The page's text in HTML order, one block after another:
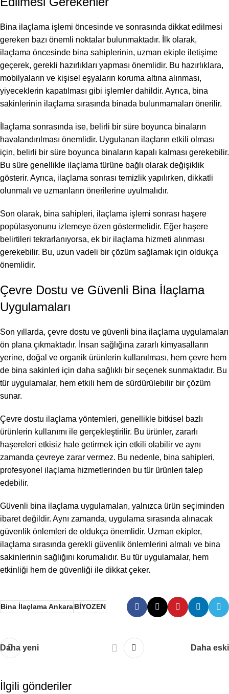
Bina ilaçlama işlemi öncesinde ve sonrasında dikkat edilmesi
gereken bazı önemli noktalar bulunmaktadır. İlk olarak,
ilaçlama öncesinde bina sahiplerinin, uzman ekiple iletişime
geçerek, gerekli hazırlıkları yapması önemlidir. Bu hazırlıklara,
mobilyaların ve kişisel eşyaların koruma altına alınması,
yiyeceklerin kapatılması gibi işlemler dahildir. Ayrıca, bina
sakinlerinin ilaçlama sırasında binada bulunmamaları önerilir.
İlaçlama sonrasında ise, belirli bir süre boyunca binaların
havalandırılması önemlidir. Uygulanan ilaçların etkili olması
için, belirli bir süre boyunca binaların kapalı kalması gerekebilir.
Bu süre genellikle ilaçlama türüne bağlı olarak değişiklik
gösterir. Ayrıca, ilaçlama sonrası temizlik yapılırken, dikkatli
olunmalı ve uzmanların önerilerine uyulmalıdır.
Son olarak, bina sahipleri, ilaçlama işlemi sonrası haşere
popülasyonunu izlemeye özen göstermelidir. Eğer haşere
belirtileri tekrarlanıyorsa, ek bir ilaçlama hizmeti alınması
gerekebilir. Bu, uzun vadeli bir çözüm sağlamak için oldukça
önemlidir.
Çevre Dostu ve Güvenli Bina İlaçlama
Uygulamaları
Son yıllarda, çevre dostu ve güvenli bina ilaçlama uygulamaları
ön plana çıkmaktadır. İnsan sağlığına zararlı kimyasalların
yerine, doğal ve organik ürünlerin kullanılması, hem çevre hem
de bina sakinleri için daha sağlıklı bir seçenek sunmaktadır. Bu
tür uygulamalar, hem etkili hem de sürdürülebilir bir çözüm
sunar.
Çevre dostu ilaçlama yöntemleri, genellikle bitkisel bazlı
ürünlerin kullanımı ile gerçekleştirilir. Bu ürünler, zararlı
haşereleri etkisiz hale getirmek için etkili olabilir ve aynı
zamanda çevreye zarar vermez. Bu nedenle, bina sahipleri,
profesyonel ilaçlama hizmetlerinden bu tür ürünleri talep
edebilir.
Güvenli bina ilaçlama uygulamaları, yalnızca ürün seçiminden
ibaret değildir. Aynı zamanda, uygulama sırasında alınacak
güvenlik önlemleri de oldukça önemlidir. Uzman ekipler,
ilaçlama sırasında gerekli güvenlik önlemlerini almalı ve bina
sakinlerinin sağlığını korumalıdır. Bu tür uygulamalar, hem
etkinliği hem de güvenliği ile dikkat çeker.
Bina İlaçlama AnkaraBİYOZEN
Daha yeni Daha eski
İlgili gönderiler